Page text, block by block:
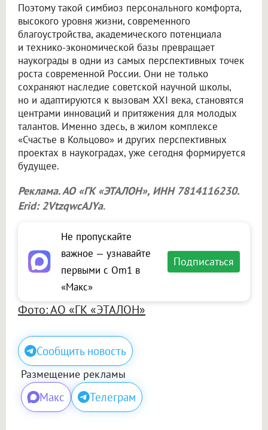
Поэтому такой симбиоз персонального комфорта,
высокого уровня жизни, современного
благоустройства, академического потенциала
и технико-экономической базы превращает
наукограды в одни из самых перспективных точек
роста современной России. Они не только
сохраняют наследие советской научной школы,
но и адаптируются к вызовам XXI века, становятся
центрами инноваций и притяжения для молодых
талантов. Именно здесь, в жилом комплексе
«Счастье в Кольцово» и других перспективных
проектах в наукоградах, уже сегодня формируется
будущее.
Реклама. АО «ГК «ЭТАЛОН», ИНН 7814116230.
Erid: 2VtzqwcAJYa.
Не пропускайте
важное — узнавайте
первыми с Om1 в
«Макс»
Подписаться
Фото: АО «ГК «ЭТАЛОН»
Сообщить новость
Размещение рекламы
Макс Телеграм